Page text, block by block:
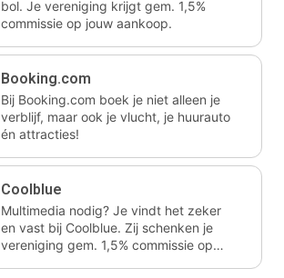
bol. Je vereniging krijgt gem. 1,5%
commissie op jouw aankoop.
Booking.com
Bij Booking.com boek je niet alleen je
verblijf, maar ook je vlucht, je huurauto
én attracties!
Coolblue
Multimedia nodig? Je vindt het zeker
en vast bij Coolblue. Zij schenken je
vereniging gem. 1,5% commissie op